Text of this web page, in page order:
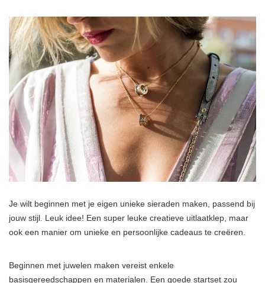
Je wilt beginnen met je eigen unieke sieraden maken, passend bij
jouw stijl. Leuk idee! Een super leuke creatieve uitlaatklep, maar
ook een manier om unieke en persoonlijke cadeaus te creëren.
Beginnen met juwelen maken vereist enkele
basisgereedschappen en materialen. Een goede startset zou